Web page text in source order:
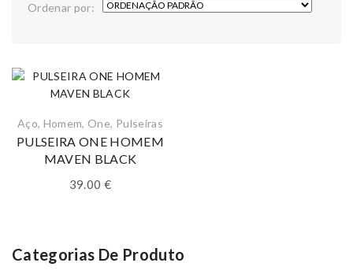
Ordenar por:
Aço, Homem, One, Pulseiras
PULSEIRA ONE HOMEM
MAVEN BLACK
39.00 €
Categorias De Produto